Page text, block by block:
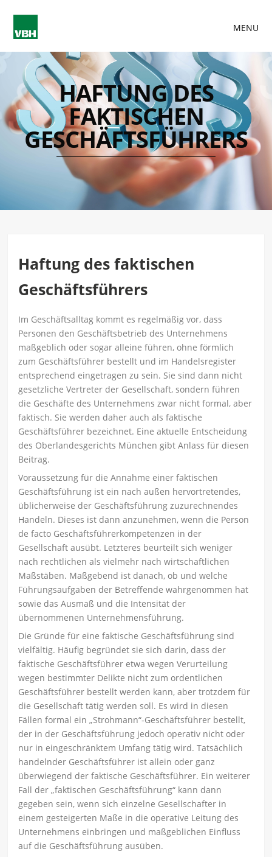
MENU
HAFTUNG DES
FAKTISCHEN
GESCHÄFTSFÜHRERS
Haftung des faktischen
Geschäftsführers
Im Geschäftsalltag kommt es regelmäßig vor, dass
Personen den Geschäftsbetrieb des Unternehmens
maßgeblich oder sogar alleine führen, ohne förmlich
zum Geschäftsführer bestellt und im Handelsregis­ter
entsprechend eingetragen zu sein. Sie sind dann nicht
gesetzliche Vertreter der Gesellschaft, sondern führen
die Geschäfte des Unternehmens zwar nicht formal, aber
faktisch. Sie werden daher auch als faktische
Geschäftsführer bezeichnet. Eine aktuelle Entscheidung
des Oberlandesgerichts München gibt Anlass für diesen
Beitrag.
Voraussetzung für die Annahme einer faktischen
Geschäftsführung ist ein nach außen hervortretendes,
üblicherweise der Geschäftsführung zuzurechnendes
Handeln. Dieses ist dann anzunehmen, wenn die Person
de facto Geschäftsführerkompetenzen in der
Gesellschaft ausübt. Letz­teres beurteilt sich weniger
nach rechtlichen als vielmehr nach wirtschaftlichen
Maßstäben. Maßgebend ist danach, ob und welche
Führungsaufgaben der Betreffende wahrgenommen hat
sowie das Ausmaß und die Intensität der
übernommenen Unternehmensführung.
Die Gründe für eine faktische Geschäftsführung sind
vielfältig. Häufig begründet sie sich darin, dass der
faktische Geschäftsführer etwa wegen Verurteilung
wegen bestimmter Delikte nicht zum ordentlichen
Geschäftsführer bestellt werden kann, aber trotzdem für
die Gesellschaft tätig werden soll. Es wird in diesen
Fällen formal ein „Strohmann“-Geschäftsführer bestellt,
der in der Geschäftsführung jedoch operativ nicht oder
nur in eingeschränktem Umfang tätig wird. Tatsächlich
handelnder Geschäftsführer ist allein oder ganz
überwiegend der faktische Geschäftsführer. Ein weiterer
Fall der „faktischen Geschäftsführung“ kann dann
gegeben sein, wenn sich einzelne Gesellschafter in
einem gesteigerten Maße in die operative Leitung des
Unternehmens einbringen und maßgeblichen Einfluss
auf die Geschäftsführung ausüben.